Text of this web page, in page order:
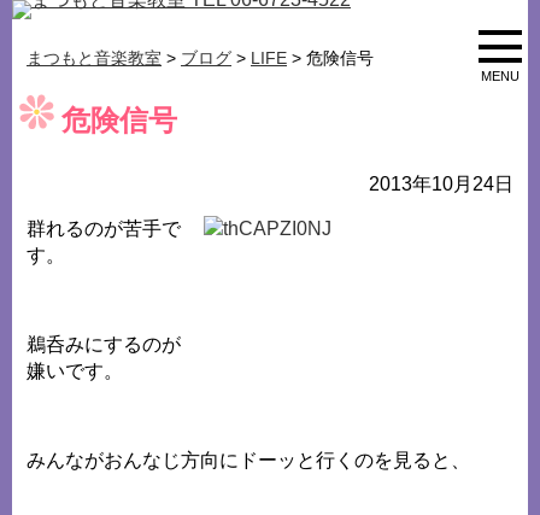
MENU
まつもと音楽教室 > ブログ > LIFE > 危険信号
危険信号
2013年10月24日
群れるのが苦手で
す。
鵜呑みにするのが
嫌いです。
みんながおんなじ方向にドーッと行くのを見ると、